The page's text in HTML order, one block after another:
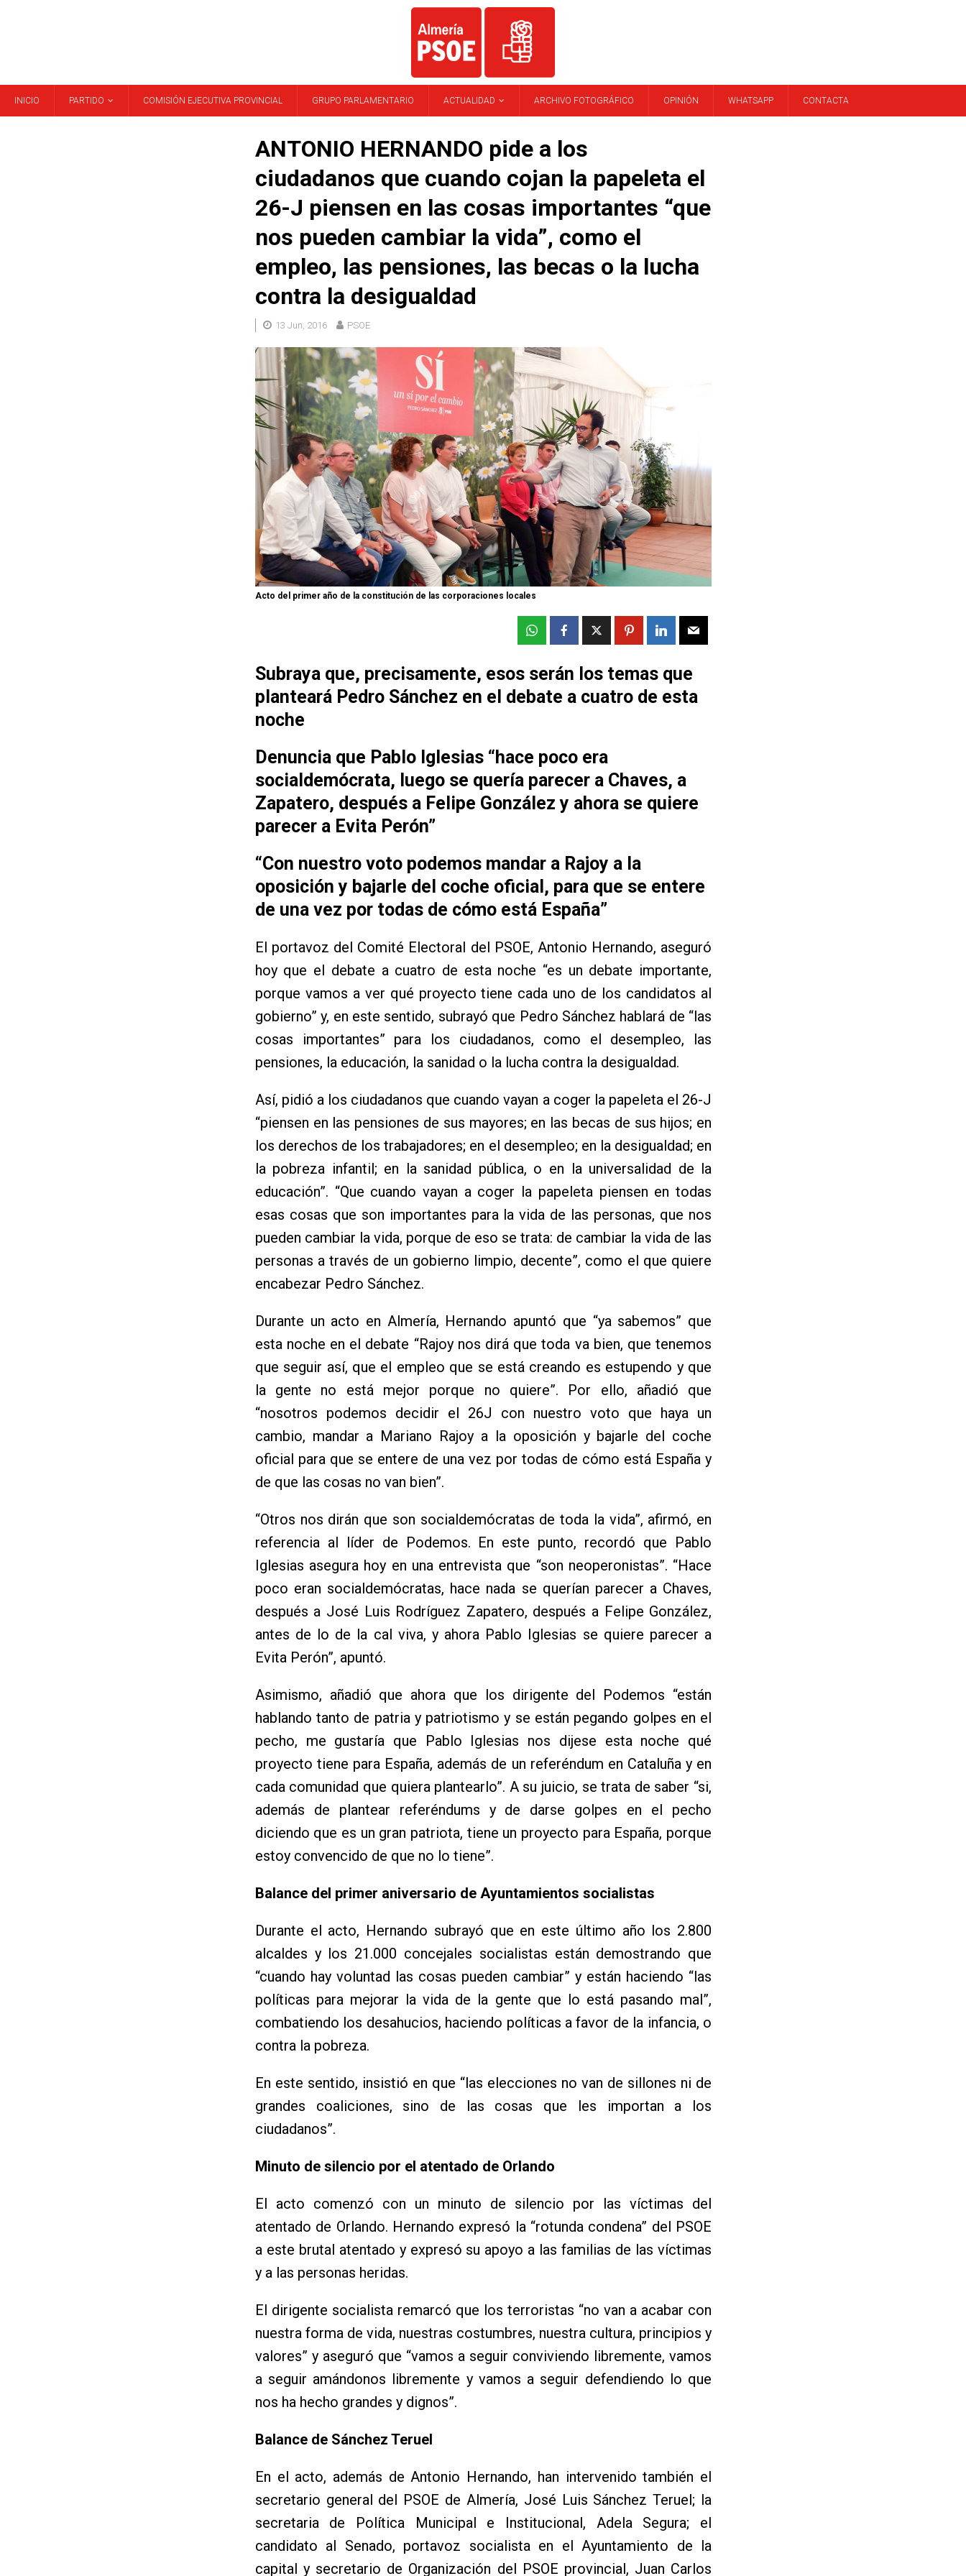
INICIO PARTIDO COMISIÓN EJECUTIVA PROVINCIAL GRUPO PARLAMENTARIO ACTUALIDAD ARCHIVO FOTOGRÁFICO OPINIÓN WHATSAPP CONTACTA
ANTONIO HERNANDO pide a los
ciudadanos que cuando cojan la papeleta el
26-J piensen en las cosas importantes “que
nos pueden cambiar la vida”, como el
empleo, las pensiones, las becas o la lucha
contra la desigualdad
13 Jun, 2016 PSOE
Acto del primer año de la constitución de las corporaciones locales
Subraya que, precisamente, esos serán los temas que
planteará Pedro Sánchez en el debate a cuatro de esta
noche
Denuncia que Pablo Iglesias “hace poco era
socialdemócrata, luego se quería parecer a Chaves, a
Zapatero, después a Felipe González y ahora se quiere
parecer a Evita Perón”
“Con nuestro voto podemos mandar a Rajoy a la
oposición y bajarle del coche oficial, para que se entere
de una vez por todas de cómo está España”
El portavoz del Comité Electoral del PSOE, Antonio Hernando, aseguró
hoy que el debate a cuatro de esta noche “es un debate importante,
porque vamos a ver qué proyecto tiene cada uno de los candidatos al
gobierno” y, en este sentido, subrayó que Pedro Sánchez hablará de “las
cosas importantes” para los ciudadanos, como el desempleo, las
pensiones, la educación, la sanidad o la lucha contra la desigualdad.
Así, pidió a los ciudadanos que cuando vayan a coger la papeleta el 26-J
“piensen en las pensiones de sus mayores; en las becas de sus hijos; en
los derechos de los trabajadores; en el desempleo; en la desigualdad; en
la pobreza infantil; en la sanidad pública, o en la universalidad de la
educación”. “Que cuando vayan a coger la papeleta piensen en todas
esas cosas que son importantes para la vida de las personas, que nos
pueden cambiar la vida, porque de eso se trata: de cambiar la vida de las
personas a través de un gobierno limpio, decente”, como el que quiere
encabezar Pedro Sánchez.
Durante un acto en Almería, Hernando apuntó que “ya sabemos” que
esta noche en el debate “Rajoy nos dirá que toda va bien, que tenemos
que seguir así, que el empleo que se está creando es estupendo y que
la gente no está mejor porque no quiere”. Por ello, añadió que
“nosotros podemos decidir el 26J con nuestro voto que haya un
cambio, mandar a Mariano Rajoy a la oposición y bajarle del coche
oficial para que se entere de una vez por todas de cómo está España y
de que las cosas no van bien”.
“Otros nos dirán que son socialdemócratas de toda la vida”, afirmó, en
referencia al líder de Podemos. En este punto, recordó que Pablo
Iglesias asegura hoy en una entrevista que “son neoperonistas”. “Hace
poco eran socialdemócratas, hace nada se querían parecer a Chaves,
después a José Luis Rodríguez Zapatero, después a Felipe González,
antes de lo de la cal viva, y ahora Pablo Iglesias se quiere parecer a
Evita Perón”, apuntó.
Asimismo, añadió que ahora que los dirigente del Podemos “están
hablando tanto de patria y patriotismo y se están pegando golpes en el
pecho, me gustaría que Pablo Iglesias nos dijese esta noche qué
proyecto tiene para España, además de un referéndum en Cataluña y en
cada comunidad que quiera plantearlo”. A su juicio, se trata de saber “si,
además de plantear referéndums y de darse golpes en el pecho
diciendo que es un gran patriota, tiene un proyecto para España, porque
estoy convencido de que no lo tiene”.
Balance del primer aniversario de Ayuntamientos socialistas
Durante el acto, Hernando subrayó que en este último año los 2.800
alcaldes y los 21.000 concejales socialistas están demostrando que
“cuando hay voluntad las cosas pueden cambiar” y están haciendo “las
políticas para mejorar la vida de la gente que lo está pasando mal”,
combatiendo los desahucios, haciendo políticas a favor de la infancia, o
contra la pobreza.
En este sentido, insistió en que “las elecciones no van de sillones ni de
grandes coaliciones, sino de las cosas que les importan a los
ciudadanos”.
Minuto de silencio por el atentado de Orlando
El acto comenzó con un minuto de silencio por las víctimas del
atentado de Orlando. Hernando expresó la “rotunda condena” del PSOE
a este brutal atentado y expresó su apoyo a las familias de las víctimas
y a las personas heridas.
El dirigente socialista remarcó que los terroristas “no van a acabar con
nuestra forma de vida, nuestras costumbres, nuestra cultura, principios y
valores” y aseguró que “vamos a seguir conviviendo libremente, vamos
a seguir amándonos libremente y vamos a seguir defendiendo lo que
nos ha hecho grandes y dignos”.
Balance de Sánchez Teruel
En el acto, además de Antonio Hernando, han intervenido también el
secretario general del PSOE de Almería, José Luis Sánchez Teruel; la
secretaria de Política Municipal e Institucional, Adela Segura; el
candidato al Senado, portavoz socialista en el Ayuntamiento de la
capital y secretario de Organización del PSOE provincial, Juan Carlos